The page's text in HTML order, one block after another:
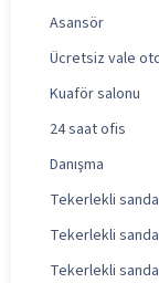
Asansör
Ücretsiz vale
Kuaför salonu
24 saat ofis
Danışma
Tekerlekli
Tekerlekli
Tekerlekli